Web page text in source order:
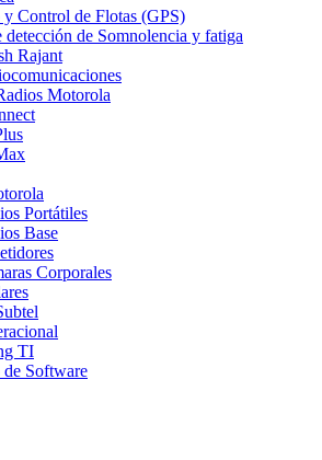
Control de Flotas (GPS)
detección de Somnolencia y fatiga
Rajant
Motorola
Portátiles
Base
Corporales
TI
Software